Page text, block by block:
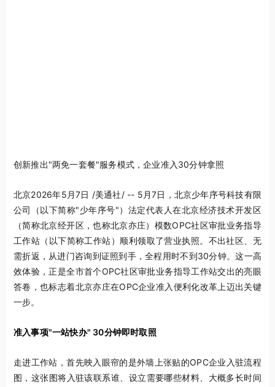
创新推出"两免一套餐"服务模式，企业准入30分钟拿照
北京2026年5月7日 /美通社/ -- 5月7日，北京少年序号科技有限
公司（以下简称"少年序号"）法定代表人在北京经济技术开发区
（简称北京经开区，也称北京亦庄）模数OPC社区审批业务指导
工作站（以下简称工作站）顺利领取了营业执照。不出社区、无
需折返，从进门咨询到证照到手，全程用时不到30分钟。这一高
效体验，正是全市首个OPC社区审批业务指导工作站交出的亮眼
答卷，也标志着北京亦庄在OPC企业准入便利化改革上迈出关键
一步。
准入事项"一站快办" 30分钟即时取照
走进工作站，首先映入眼帘的是外墙上张贴的OPC企业入驻流程
图，这张图将入驻该联系谁、设立需要哪些材料、大概多长时间